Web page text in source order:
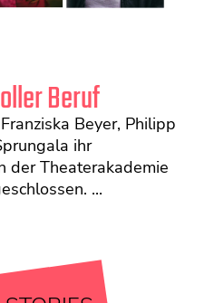
Beruf
Beyer, Philipp
ihr
der Theaterakademie
...